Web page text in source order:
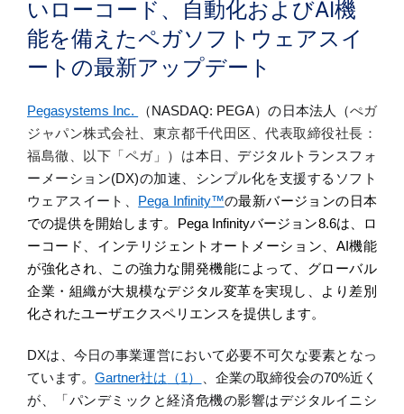
いローコード、自動化およびAI機
能を備えたペガソフトウェアスイ
ートの最新アップデート
Pegasystems Inc. （ NASDAQ: PEGA）の日本法人（ぺガ
ジャパン株式会社、東京都千代田区、代表取締役社長：
福島徹、以下「ペガ」）は本日 、 デジタルトランスフォ
ーメーション(DX)の加速、シンプル化を支援するソフト
ウェアスイート、
Pega Infinity™の最新バージョンの日本
での提供を開始します。 Pega Infinityバージョン8.6は、ロ
ーコード、インテリジェントオートメーション、 AI 機能
が強化され、この強力な開発機能によって、グローバル
企業・組織が大規模なデジタル変革を実現し、より差別
化されたユーザエクスペリエンスを提供します。
DXは、今日の事業運営において必要不可欠な要素となっ
ています。Gartner社は （1） 、企業の取締役会の70%近く
が、「パンデミックと経済危機の影響はデジタルイニシ